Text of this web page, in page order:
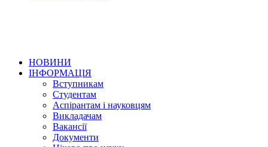
НОВИНИ
ІНФОРМАЦІЯ
Вступникам
Студентам
Аспірантам і науковцям
Викладачам
Вакансії
Документи